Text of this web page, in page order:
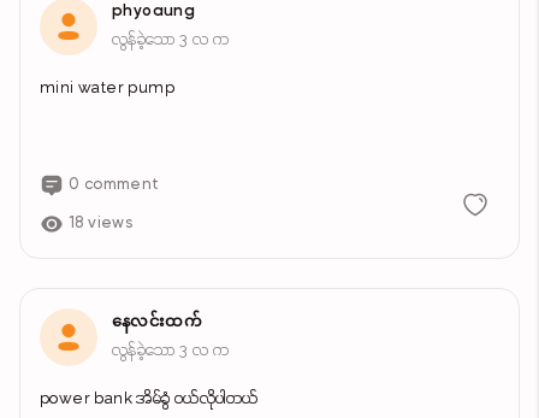
phyoaung
လွန်ခဲ့သော 3 လ က
mini water pump
0 comment
18 views
နေလင်းထက်
လွန်ခဲ့သော 3 လ က
power bank အိမ်ခွံ ဝယ်လိုပါတယ်